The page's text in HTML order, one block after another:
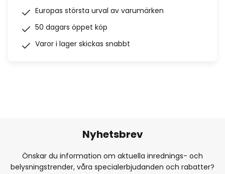
Europas största urval av varumärken
50 dagars öppet köp
Varor i lager skickas snabbt
Nyhetsbrev
Önskar du information om aktuella inrednings- och
belysningstrender, våra specialerbjudanden och rabatter?